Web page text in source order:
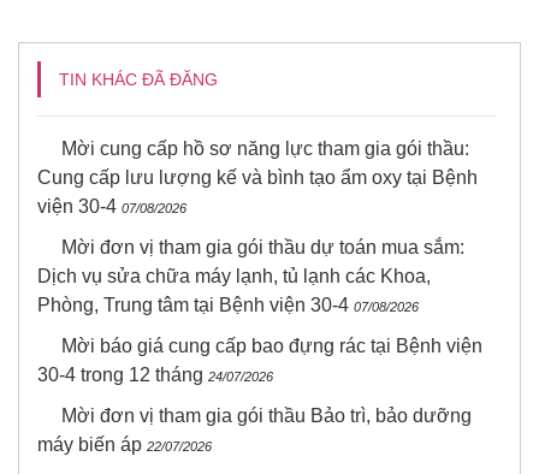
TIN KHÁC ĐÃ ĐĂNG
Mời cung cấp hồ sơ năng lực tham gia gói thầu:
Cung cấp lưu lượng kế và bình tạo ẩm oxy tại Bệnh
viện 30-4 07/08/2026
Mời đơn vị tham gia gói thầu dự toán mua sắm:
Dịch vụ sửa chữa máy lạnh, tủ lạnh các Khoa,
Phòng, Trung tâm tại Bệnh viện 30-4 07/08/2026
Mời báo giá cung cấp bao đựng rác tại Bệnh viện
30-4 trong 12 tháng 24/07/2026
Mời đơn vị tham gia gói thầu Bảo trì, bảo dưỡng
máy biến áp 22/07/2026